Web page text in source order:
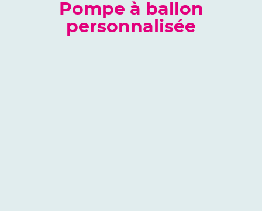
Pompe à ballon
personnalisée